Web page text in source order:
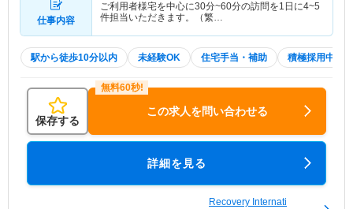
仕事内容
ご利用者様宅を中心に30分~60分の訪問を1日に4~5
件担当いただきます。（繁…
駅から徒歩10分以内 未経験OK 住宅手当・補助 積極採用中
保存する
この求人を問い合わせる
詳細を見る
Recovery Internati